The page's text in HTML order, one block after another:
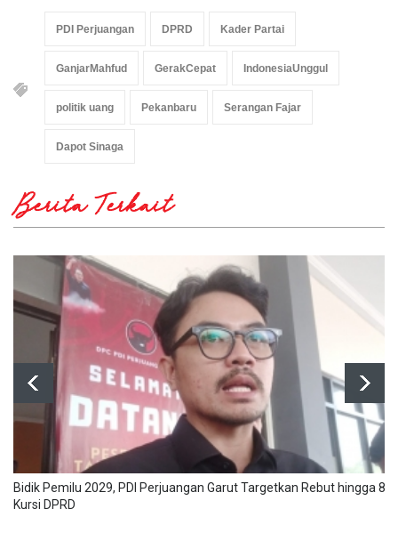
PDI Perjuangan DPRD Kader Partai
GanjarMahfud GerakCepat IndonesiaUnggul
politik uang Pekanbaru Serangan Fajar
Dapot Sinaga
Berita Terkait
Bidik Pemilu 2029, PDI Perjuangan Garut Targetkan Rebut hingga 8
Kursi DPRD